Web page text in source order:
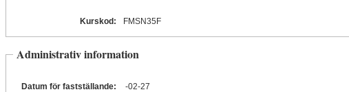
Kurskod: FMSN35F
Administrativ information
Datum för fastställande: -02-27